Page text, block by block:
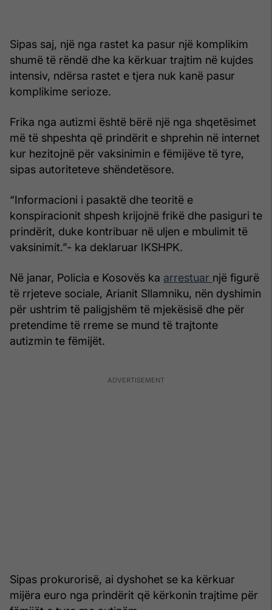
Sipas saj, një nga rastet ka pasur një komplikim
shumë të rëndë dhe ka kërkuar trajtim në kujdes
intensiv, ndërsa rastet e tjera nuk kanë pasur
komplikime serioze.
Frika nga autizmi është bërë një nga shqetësimet
më të shpeshta që prindërit e shprehin në internet
kur hezitojnë për vaksinimin e fëmijëve të tyre,
sipas autoriteteve shëndetësore.
“Informacioni i pasaktë dhe teoritë e
konspiracionit shpesh krijojnë frikë dhe pasiguri te
prindërit, duke kontribuar në uljen e mbulimit të
vaksinimit.”- ka deklaruar IKSHPK.
Në janar, Policia e Kosovës ka arrestuar një figurë
të rrjeteve sociale, Arianit Sllamniku, nën dyshimin
për ushtrim të paligjshëm të mjekësisë dhe për
pretendime të rreme se mund të trajtonte
autizmin te fëmijët.
Sipas prokurorisë, ai dyshohet se ka kërkuar
mijëra euro nga prindërit që kërkonin trajtime për